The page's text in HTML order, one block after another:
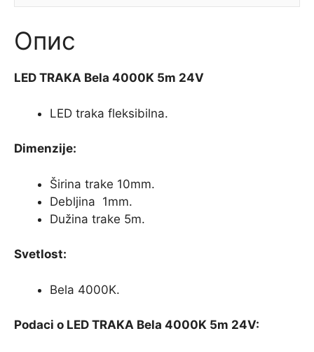
Опис
LED TRAKA Bela 4000K 5m 24V
LED traka fleksibilna.
Dimenzije:
Širina trake 10mm.
Debljina 1mm.
Dužina trake 5m.
Svetlost:
Bela 4000K.
Podaci o LED TRAKA Bela 4000K 5m 24V: